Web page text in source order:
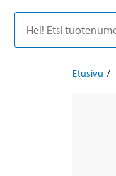
Etusivu